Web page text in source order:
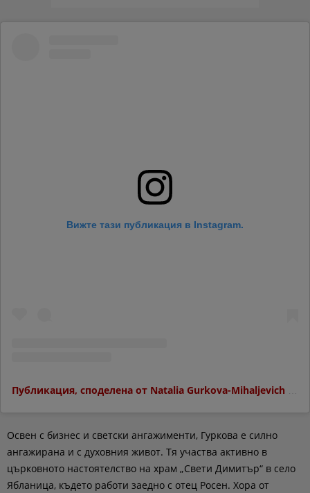
Вижте тази публикация в Instagram.
Публикация, споделена от Natalia Gurkova-Mihaljevich (@natalia_gurkova_mihaljevich)
Освен с бизнес и светски ангажименти, Гуркова е силно
ангажирана и с духовния живот. Тя участва активно в
църковното настоятелство на храм „Свети Димитър“ в село
Ябланица, където работи заедно с отец Росен. Хора от